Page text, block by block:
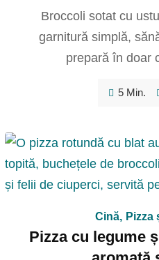
Broccoli sotat cu
garnitură simplă,
prepară în doar
5 Min.
Cină, Pizza
Pizza cu legume